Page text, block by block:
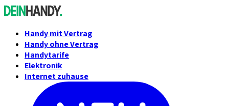
Handy mit Vertrag
Handy ohne Vertrag
Handytarife
Elektronik
Internet zuhause